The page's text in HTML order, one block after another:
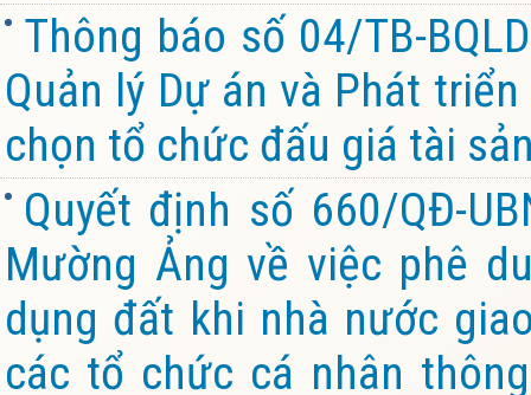
Thông báo số 04/TB-
Quản lý Dự án và Phát
chọn tổ chức đấu giá tài
Quyết định số 660/QĐ-
Mường Ảng về việc phê
dụng đất khi nhà nước
các tổ chức cá nhân